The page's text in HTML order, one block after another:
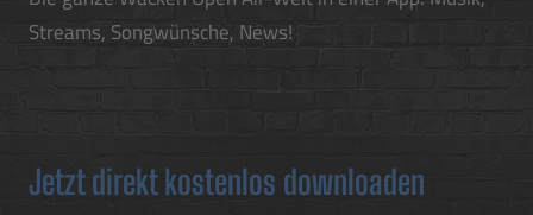
Streams, Songwünsche, News!
Jetzt direkt kostenlos downloaden